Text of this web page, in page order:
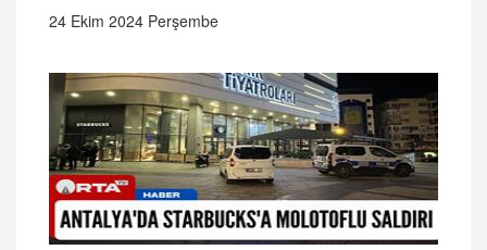
24 Ekim 2024 Perşembe